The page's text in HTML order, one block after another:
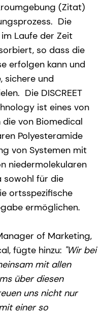
(Zitat)
Die
Laufe der Zeit
so dass die
erfolgen kann und
sichere und
Die DISCREET
ist eines von
die von Biomedical
Polyesteramide
von Systemen mit
niedermolekularen
sowohl für die
ortsspezifische
ermöglichen.
of Marketing,
fügte hinzu: "Wir bei
mit allen
über diesen
uns nicht nur
einer so